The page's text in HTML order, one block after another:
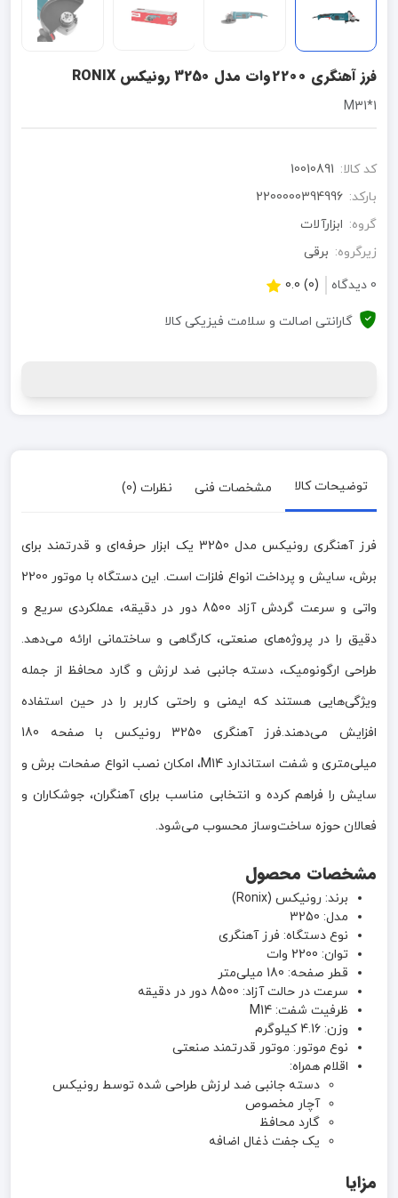
فرز آهنگری 2200وات مدل 3250 رونیکس RONIX
1*M31
کد کالا: 10010891
بارکد: 2200000394996
گروه: ابزارآلات
زیرگروه: برقی
0 دیدگاه
(0) 0.0
گارانتی اصالت و سلامت فیزیکی کالا
توضیحات کالا مشخصات فنی نظرات (0)
فرز آهنگری رونیکس مدل 3250 یک ابزار حرفه‌ای و قدرتمند برای
برش، سایش و پرداخت انواع فلزات است. این دستگاه با موتور 2200
واتی و سرعت گردش آزاد 8500 دور در دقیقه، عملکردی سریع و
دقیق را در پروژه‌های صنعتی، کارگاهی و ساختمانی ارائه می‌دهد.
طراحی ارگونومیک، دسته جانبی ضد لرزش و گارد محافظ از جمله
ویژگی‌هایی هستند که ایمنی و راحتی کاربر را در حین استفاده
افزایش می‌دهند.فرز آهنگری 3250 رونیکس با صفحه 180
میلی‌متری و شفت استاندارد M14، امکان نصب انواع صفحات برش و
سایش را فراهم کرده و انتخابی مناسب برای آهنگران، جوشکاران و
فعالان حوزه ساخت‌وساز محسوب می‌شود.
مشخصات محصول
برند: رونیکس (Ronix)
مدل: 3250
نوع دستگاه: فرز آهنگری
توان: 2200 وات
قطر صفحه: 180 میلی‌متر
سرعت در حالت آزاد: 8500 دور در دقیقه
ظرفیت شفت: M14
وزن: 4.16 کیلوگرم
نوع موتور: موتور قدرتمند صنعتی
اقلام همراه:
دسته جانبی ضد لرزش طراحی شده توسط رونیکس
آچار مخصوص
گارد محافظ
یک جفت ذغال اضافه
مزایا